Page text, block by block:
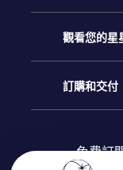
聯繫我們
博客
Online Star
OSR禮物包
觀看您的星
星星注册
訂購和交付
免費訂